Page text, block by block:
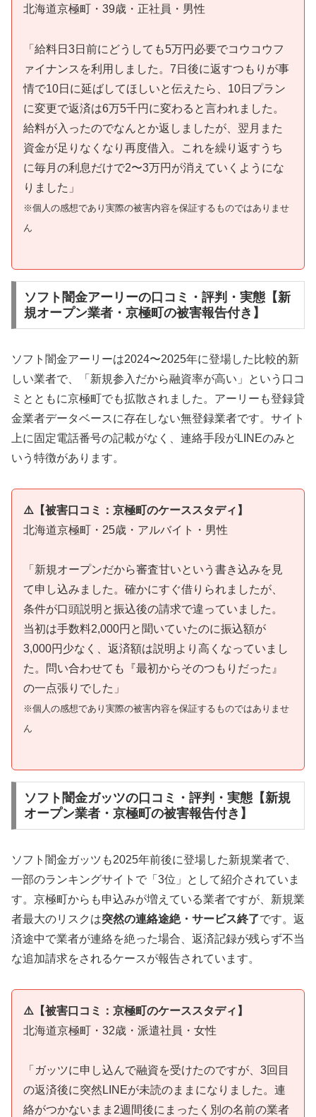
北海道京極町・39歳・正社員・男性
「給料日3日前にどうしても5万円必要でコウコウフ
ァイナンスを利用しました。7日後に返すつもりが事
情で10日に延ばしてほしいと伝えたら、10日プラン
に変更で返済は6万5千円に変わると言われました。
給料が入ったのでなんとか返しましたが、翌月また
資金が足りなくなり再度借入。これを繰り返すうち
に毎月の利息だけで2〜3万円が消えていくようにな
りました」
※個人の感想であり実際の被害内容を保証するものではありませ
ん
ソフト闇金アーリーの口コミ・評判・実態【新
規オープン業者・京極町の被害報告付き】
ソフト闇金アーリーは2024〜2025年に登場した比較的新
しい業者で、「新規参入だから融資率が高い」という口コ
ミとともに京極町でも拡散されました。アーリーも登録貸
金業者データベースに存在しない無登録業者です。サイト
上に固定電話番号の記載がなく、連絡手段がLINEのみと
いう特徴があります。
⚠️【被害口コミ：京極町のケーススタディ】
北海道京極町・25歳・アルバイト・男性
「新規オープンだから審査甘いという書き込みを見
て申し込みました。確かにすぐ借りられましたが、
条件が口頭説明と振込後の請求で違っていました。
当初は手数料2,000円と聞いていたのに振込額が
3,000円少なく、返済額は説明より高くなっていまし
た。問い合わせても『最初からそのつもりだった』
の一点張りでした」
※個人の感想であり実際の被害内容を保証するものではありませ
ん
ソフト闇金ガッツの口コミ・評判・実態【新規
オープン業者・京極町の被害報告付き】
ソフト闇金ガッツも2025年前後に登場した新規業者で、
一部のランキングサイトで「3位」として紹介されていま
す。京極町からも申込みが増えている業者ですが、新規業
者最大のリスクは突然の連絡途絶・サービス終了です。返
済途中で業者が連絡を絶った場合、返済記録が残らず不当
な追加請求をされるケースが報告されています。
⚠️【被害口コミ：京極町のケーススタディ】
北海道京極町・32歳・派遣社員・女性
「ガッツに申し込んで融資を受けたのですが、3回目
の返済後に突然LINEが未読のままになりました。連
絡がつかないまま2週間後にまったく別の名前の業者